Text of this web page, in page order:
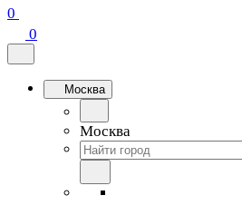
0
0
Москва
Москва